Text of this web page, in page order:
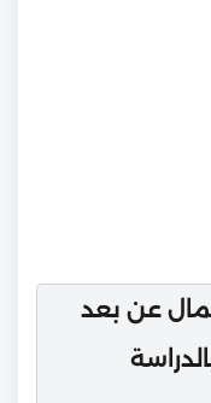
عن بعد